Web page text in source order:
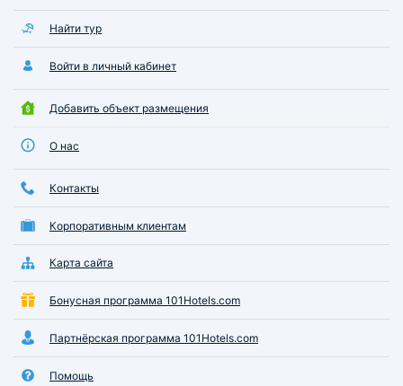
Найти тур
Войти в личный кабинет
Добавить объект размещения
О нас
Контакты
Корпоративным клиентам
Карта сайта
Бонусная программа 101Hotels.com
Партнёрская программа 101Hotels.com
Помощь